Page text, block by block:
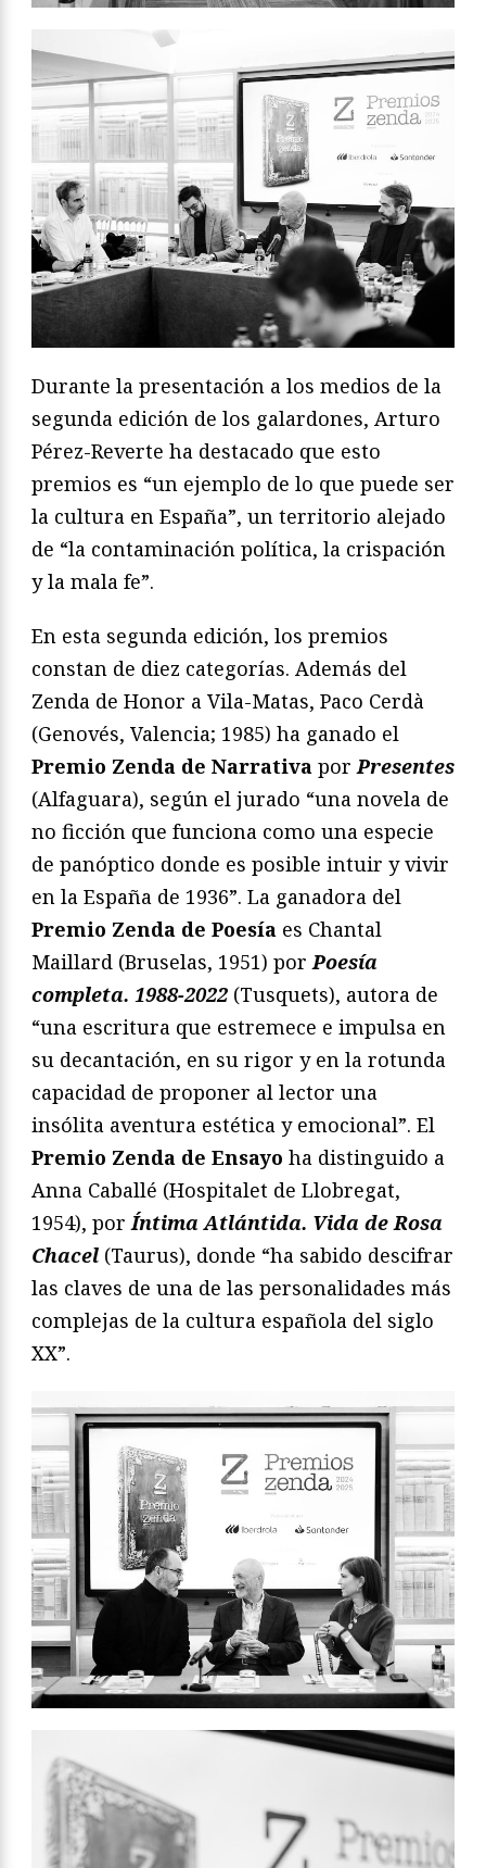
Durante la presentación a los medios de la
segunda edición de los galardones, Arturo
Pérez-Reverte ha destacado que esto
premios es “un ejemplo de lo que puede ser
la cultura en España”, un territorio alejado
de “la contaminación política, la crispación
y la mala fe”.
En esta segunda edición, los premios
constan de diez categorías. Además del
Zenda de Honor a Vila-Matas, Paco Cerdà
(Genovés, Valencia; 1985) ha ganado el
Premio Zenda de Narrativa por Presentes
(Alfaguara), según el jurado “una novela de
no ficción que funciona como una especie
de panóptico donde es posible intuir y vivir
en la España de 1936”. La ganadora del
Premio Zenda de Poesía es Chantal
Maillard (Bruselas, 1951) por Poesía
completa. 1988-2022 (Tusquets), autora de
“una escritura que estremece e impulsa en
su decantación, en su rigor y en la rotunda
capacidad de proponer al lector una
insólita aventura estética y emocional”. El
Premio Zenda de Ensayo ha distinguido a
Anna Caballé (Hospitalet de Llobregat,
1954), por Íntima Atlántida. Vida de Rosa
Chacel (Taurus), donde “ha sabido descifrar
las claves de una de las personalidades más
complejas de la cultura española del siglo
XX”.